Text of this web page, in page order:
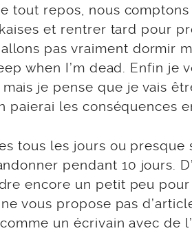
tout repos, nous
et rentrer tard pour
pas vraiment dormir
when I’m dead. Enfin je
je pense que je vais
paierai les conséquences
tous les jours ou presque
pendant 10 jours.
encore un petit peu
vous propose pas
un écrivain avec de